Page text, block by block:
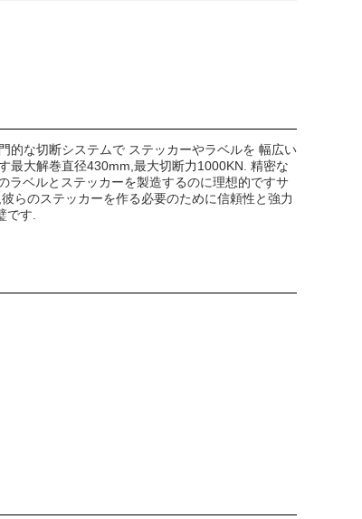
的な切断システムで ステッカーやラベルを 幅広い
最大解巻直径430mm,最大切断力1000KN. 精密な
ラベルとステッカーを製造するのに理想的ですサ
らのステッカーを作る必要のために信頼性と強力
です.